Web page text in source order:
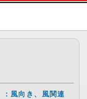
風向き、風関連